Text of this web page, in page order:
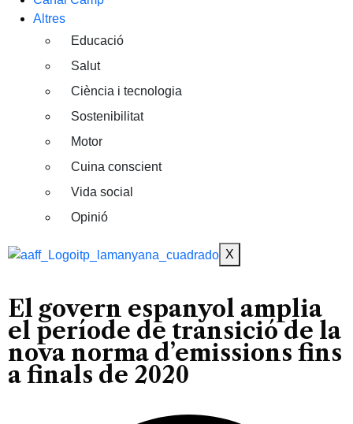
Altres
Educació
Salut
Ciència i tecnologia
Sostenibilitat
Motor
Cuina conscient
Vida social
Opinió
X
El govern espanyol amplia
el període de transició de la
nova norma d’emissions fins
a finals de 2020